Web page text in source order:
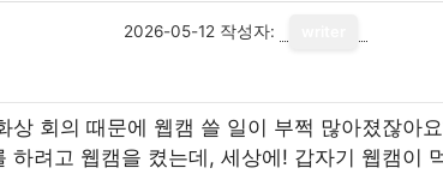
2026-05-12 작성자:
상 회의 때문에 웹캠 쓸 일이 부쩍 많아졌잖아
하려고 웹캠을 켰는데, 세상에! 갑자기 웹캠이